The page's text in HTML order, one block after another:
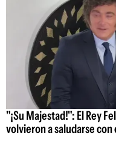
"¡Su Majestad!": El Rey
volvieron a saludarse